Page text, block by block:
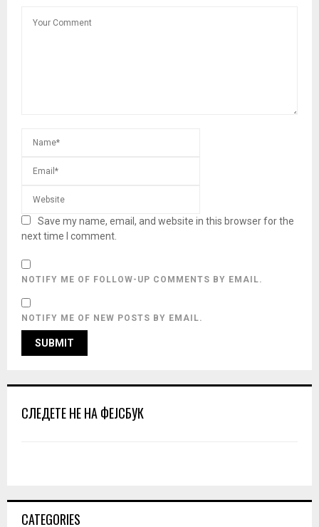
Save my name, email, and website in this browser for the
next time I comment.
NOTIFY ME OF FOLLOW-UP COMMENTS BY EMAIL.
NOTIFY ME OF NEW POSTS BY EMAIL.
СЛЕДЕТЕ НЕ НА ФЕЈСБУК
CATEGORIES